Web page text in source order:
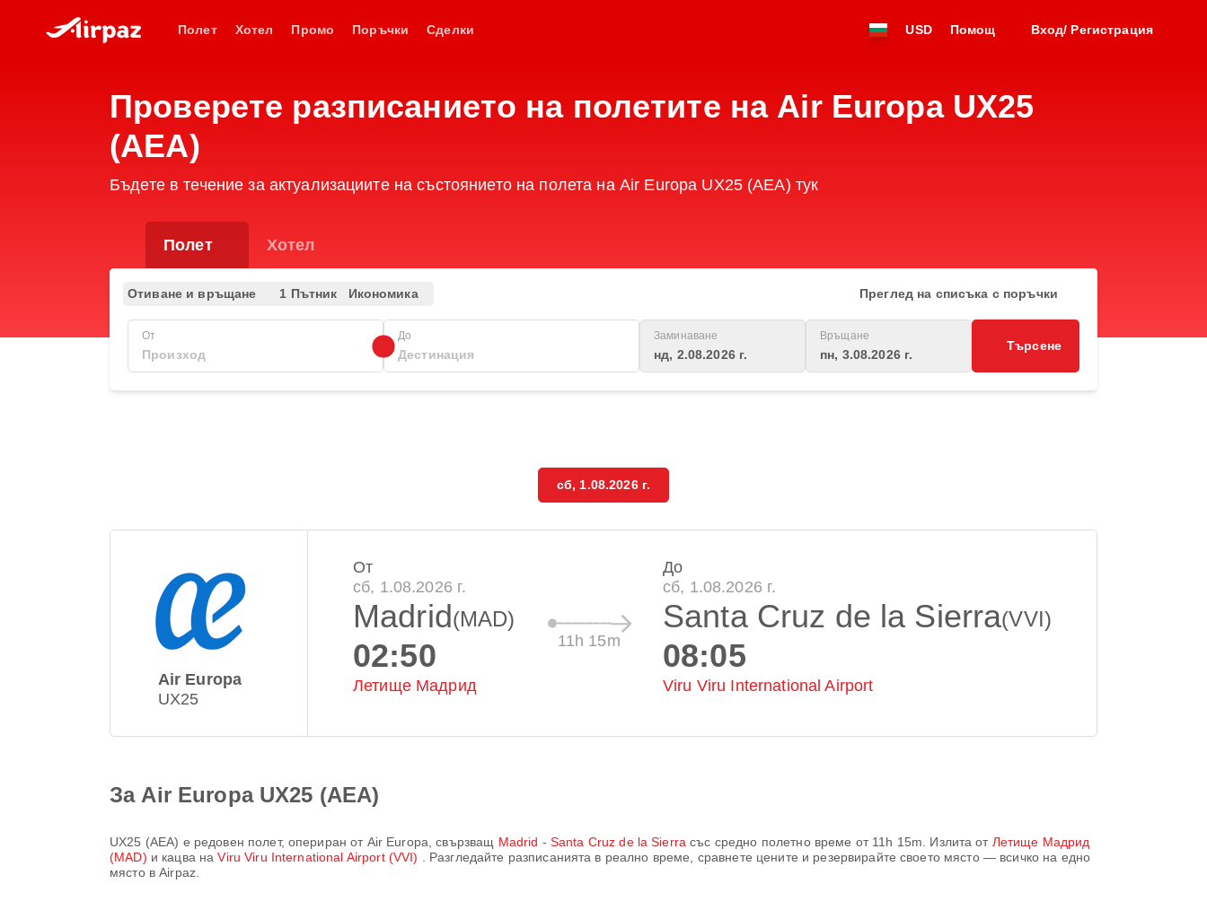
Полет Хотел Промо Поръчки Сделки USD Помощ Вход/ Регистрация
Проверете разписанието на полетите на Air Europa UX25
(AEA)
Бъдете в течение за актуализациите на състоянието на полета на Air Europa UX25 (AEA) тук
Полет Хотел
Отиване и връщане 1 Пътник Икономика Преглед на списъка с поръчки
От До Заминаване
нд, 2.08.2026 г.
Връщане
пн, 3.08.2026 г.
Търсене
сб, 1.08.2026 г.
Air Europa
UX25
От
сб, 1.08.2026 г.
Madrid(MAD)
02:50
Летище Мадрид
11h 15m
До
сб, 1.08.2026 г.
Santa Cruz de la Sierra(VVI)
08:05
Viru Viru International Airport
За Air Europa UX25 (AEA)
UX25 (AEA) е редовен полет, опериран от Air Europa , свързващ Madrid - Santa Cruz de la Sierra със средно полетно време от 11h 15m . Излита от Летище Мадрид
(MAD) и кацва наViru Viru International Airport (VVI)
. Разгледайте разписанията в реално време, сравнете цените и резервирайте своето място — всичко на едно
място в Airpaz.